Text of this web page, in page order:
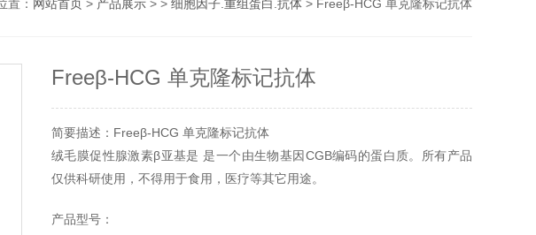
置： 网站首页 > 产品展示 > > 细胞因子.重组蛋白.抗体 > Freeβ-HCG 单克隆标记抗体
Freeβ-HCG 单克隆标记抗体
简要描述：Freeβ-HCG 单克隆标记抗体
绒毛膜促性腺激素β亚基是 是一个由生物基因CGB编码的蛋白质。所有产品
仅供科研使用，不得用于食用，医疗等其它用途。
产品型号：